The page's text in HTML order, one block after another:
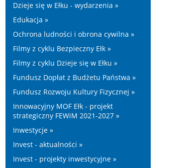
Dzieje się w Ełku - wydarzenia »
Edukacja »
Ochrona ludności i obrona cywilna »
Filmy z cyklu Bezpieczny Ełk »
Filmy z cyklu Dzieje się w Ełku »
Fundusz Dopłat z Budżetu Państwa »
Fundusz Rozwoju Kultury Fizycznej »
Innowacyjny MOF Ełk - projekt
strategiczny FEWiM 2021-2027 »
Inwestycje »
Invest - aktualności »
Invest - projekty inwestycyjne »